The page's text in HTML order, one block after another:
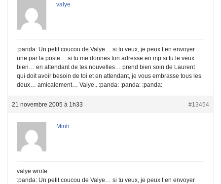
valye
:panda: Un petit coucou de Valye… si tu veux, je peux t’en envoyer
une par la poste… si tu me donnes ton adresse en mp si tu le veux
bien… en attendant de tes nouvelles… prend bien soin de Laurent
qui doit avoir besoin de toi et en attendant, je vous embrasse tous les
deux… amicalement… Valye.. :panda: :panda: :panda:
21 novembre 2005 à 1h33 #13454
Minh
valye wrote:
:panda: Un petit coucou de Valye… si tu veux, je peux t’en envoyer